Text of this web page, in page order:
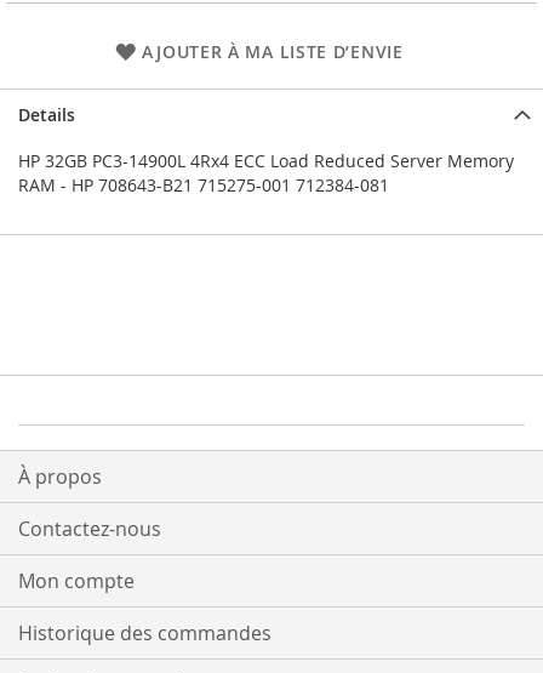
AJOUTER À MA LISTE D’ENVIE
Details
HP 32GB PC3-14900L 4Rx4 ECC Load Reduced Server Memory
RAM - HP 708643-B21 715275-001 712384-081
À propos
Contactez-nous
Mon compte
Historique des commandes